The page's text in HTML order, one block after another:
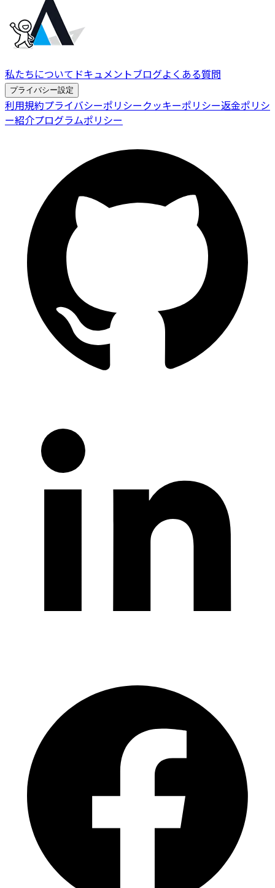
私たちについて ドキュメントブログよくある質問
プライバシー設定
利用規約プライバシーポリシークッキーポリシー返金ポリシ
ー紹介プログラムポリシー